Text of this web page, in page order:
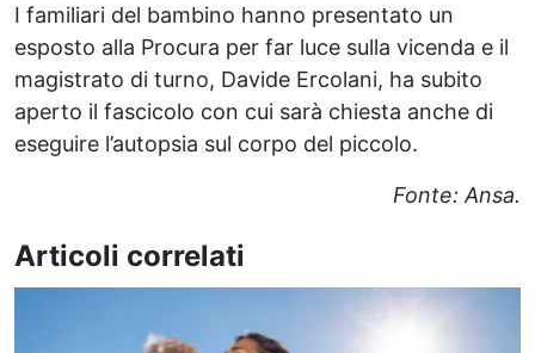
I familiari del bambino hanno presentato un
esposto alla Procura per far luce sulla vicenda e il
magistrato di turno, Davide Ercolani, ha subito
aperto il fascicolo con cui sarà chiesta anche di
eseguire l’autopsia sul corpo del piccolo.
Fonte: Ansa.
Articoli correlati